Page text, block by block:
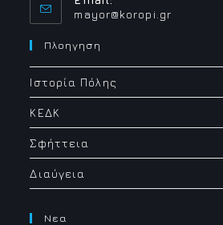
mayor@koropi.grOpens
Πλοηγηση
Ιστορία Πόλης
ΚΕΔΚ
Σφήττεια
Διαύγεια
Νεα